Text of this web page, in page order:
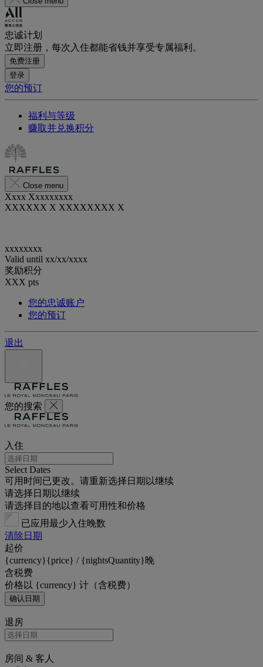
忠诚计划
立即注册，每次入住都能省钱并享受专属福利。
免费注册
登录
您的预订
福利与等级
赚取并兑换积分
Close menu
Xxxx Xxxxxxxxx
XXXXXX X XXXXXXXX X
xxxxxxxx
Valid until xx/xx/xxxx
奖励积分
XXX pts
您的忠诚账户
您的预订
退出
您的搜索
入住
Select Dates
可用时间已更改。请重新选择日期以继续
请选择日期以继续
请选择目的地以查看可用性和价格
已应用最少入住晚数
清除日期
起价
{currency}{price} / {nightsQuantity}晚
含税费
价格以 {currency} 计（含税费）
确认日期
退房
房间 & 客人